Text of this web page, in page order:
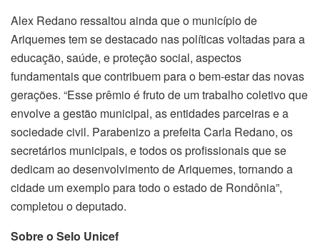
Alex Redano ressaltou ainda que o município de
Ariquemes tem se destacado nas políticas voltadas para a
educação, saúde, e proteção social, aspectos
fundamentais que contribuem para o bem-estar das novas
gerações. “Esse prêmio é fruto de um trabalho coletivo que
envolve a gestão municipal, as entidades parceiras e a
sociedade civil. Parabenizo a prefeita Carla Redano, os
secretários municipais, e todos os profissionais que se
dedicam ao desenvolvimento de Ariquemes, tornando a
cidade um exemplo para todo o estado de Rondônia”,
completou o deputado.
Sobre o Selo Unicef